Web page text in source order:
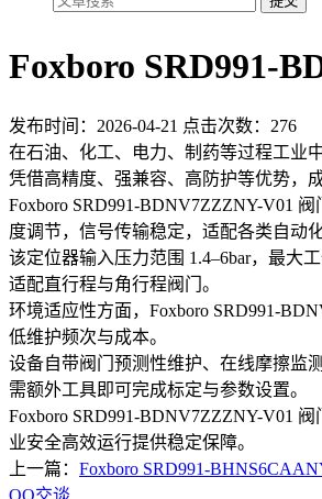
Foxboro SRD991-
发布时间：2026-04-21 点击次数：276
在石油、化工、电力、制药等过程工业
凭借高精度、强兼容、高防护等优势，
Foxboro SRD991-BDNV7ZZZNY-V01
度调节，信号传输稳定，适配各类自动
该定位器输入压力范围 1.4–6bar，最大
适配直行程与角行程阀门。
环境适应性方面，Foxboro SRD991-
低维护频次与成本。
设备自带阀门预测性维护、在线摩擦监
需额外工具即可完成标定与参数设置。
Foxboro SRD991-BDNV7ZZZNY-V01
业安全高效运行提供稳定保障。
上一篇： Foxboro SRD991-